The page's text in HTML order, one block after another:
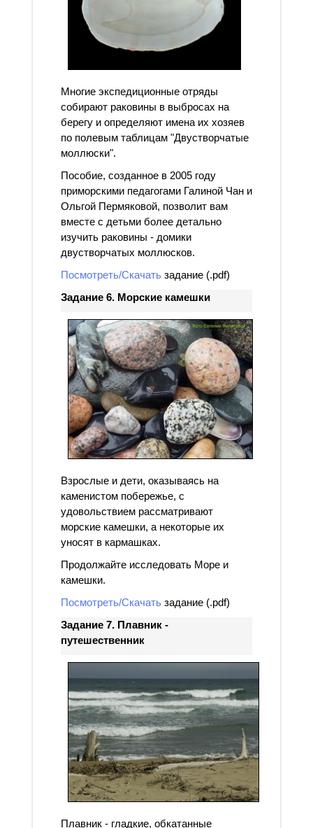
Многие экспедиционные отряды
собирают раковины в выбросах на
берегу и определяют имена их хозяев
по полевым таблицам "Двустворчатые
моллюски".
Пособие, созданное в 2005 году
приморскими педагогами Галиной Чан и
Ольгой Пермяковой, позволит вам
вместе с детьми более детально
изучить раковины - домики
двустворчатых моллюсков.
Посмотреть/Скачать задание (.pdf)
Задание 6. Морские камешки
Взрослые и дети, оказываясь на
каменистом побережье, с
удовольствием рассматривают
морские камешки, а некоторые их
уносят в кармашках.
Продолжайте исследовать Море и
камешки.
Посмотреть/Скачать задание (.pdf)
Задание 7. Плавник -
путешественник
Плавник - гладкие, обкатанные